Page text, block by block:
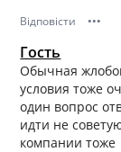
Відповісти •••
Гость
Обычная
условия тоже
один вопрос
идти не
компании тоже